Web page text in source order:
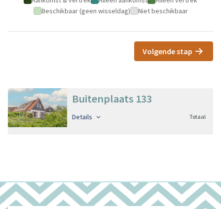
Beschikbaar (geen wisseldag)
Niet beschikbaar
Volgende stap
Buitenplaats 133
Details Totaal